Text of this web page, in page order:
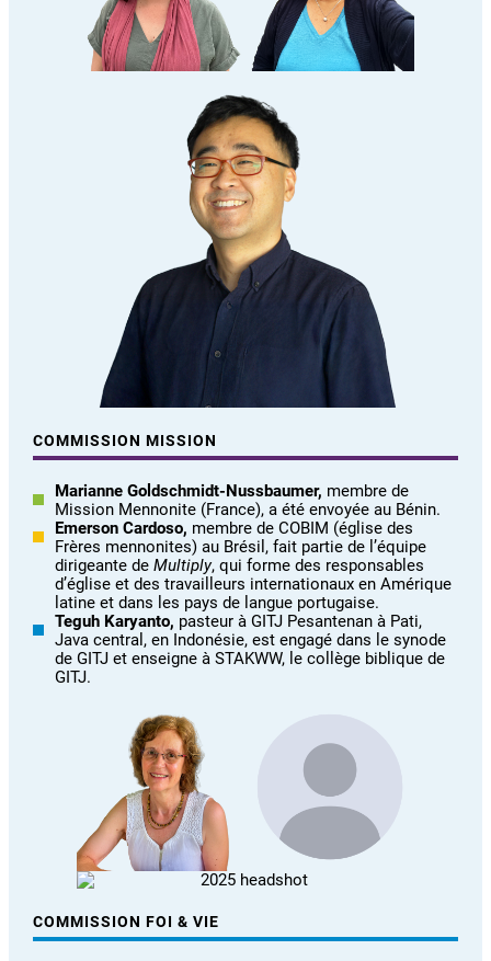
COMMISSION MISSION
Marianne Goldschmidt-Nussbaumer, membre de
Mission Mennonite (France), a été envoyée au Bénin.
Emerson Cardoso, membre de COBIM (église des
Frères mennonites) au Brésil, fait partie de l’équipe
dirigeante deMultiply, qui forme des responsables
d’église et des travailleurs internationaux en Amérique
latine et dans les pays de langue portugaise.
Teguh Karyanto, pasteur à GITJ Pesantenan à Pati,
Java central, en Indonésie, est engagé dans le synode
de GITJ et enseigne à STAKWW, le collège biblique de
GITJ.
COMMISSION FOI & VIE